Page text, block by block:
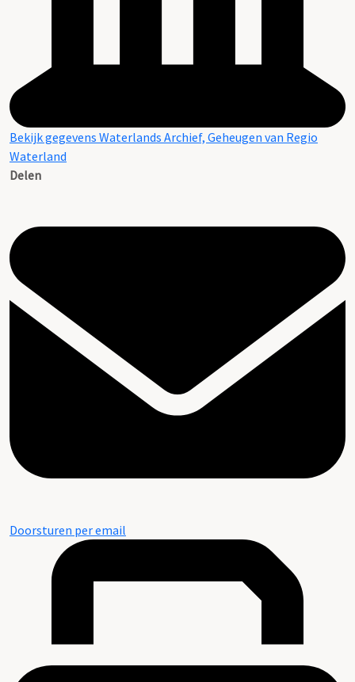
Bekijk gegevens Waterlands Archief, Geheugen van Regio
Waterland
Delen
Doorsturen per email